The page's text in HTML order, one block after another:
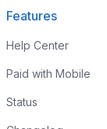
Features
Help Center
Paid with Mobile
Status